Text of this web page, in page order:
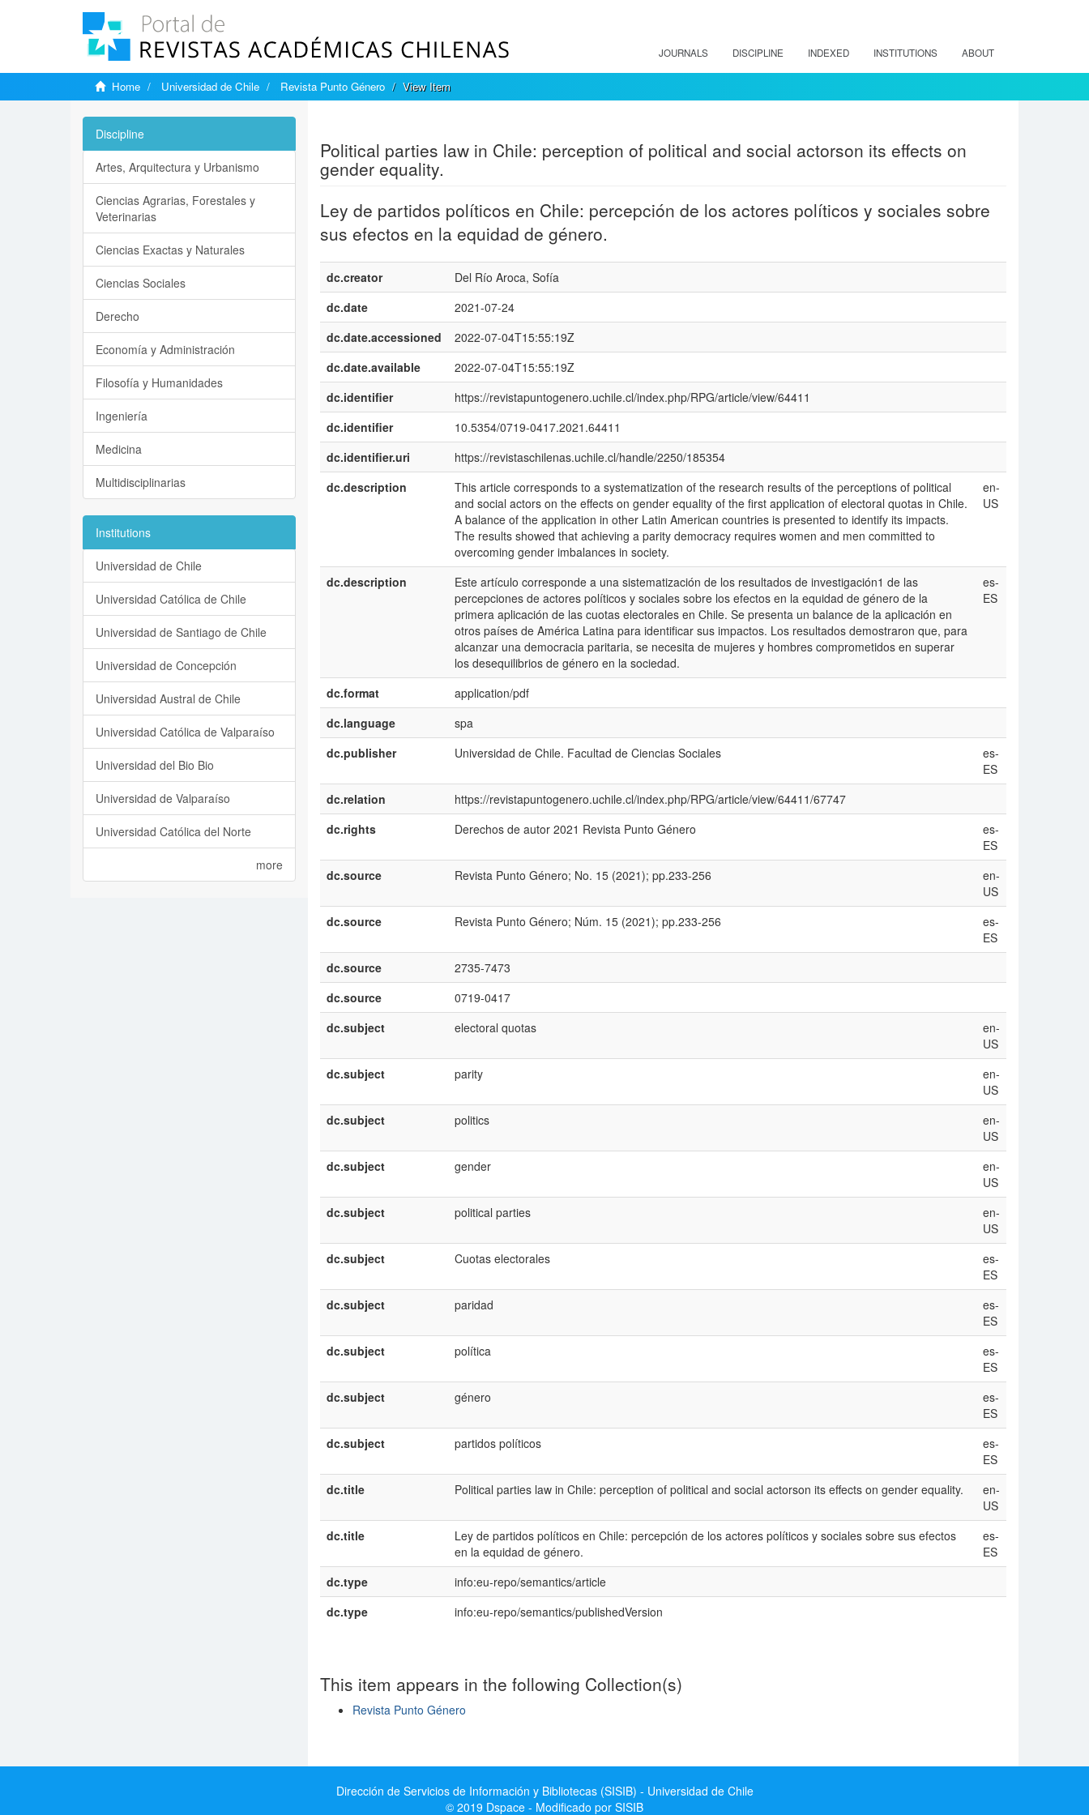
JOURNALS DISCIPLINE INDEXED INSTITUTIONS ABOUT
Home Universidad de Chile Revista Punto Género View Item
Political parties law in Chile: perception of political and social actorson its effects on
gender equality.
Ley de partidos políticos en Chile: percepción de los actores políticos y sociales sobre
sus efectos en la equidad de género.
dc.creator
Del Río Aroca, Sofía
dc.date
2021-07-24
dc.date.accessioned
2022-07-04T15:55:19Z
dc.date.available
2022-07-04T15:55:19Z
dc.identifier
https://revistapuntogenero.uchile.cl/index.php/RPG/article/view/64411
dc.identifier
10.5354/0719-0417.2021.64411
dc.identifier.uri
https://revistaschilenas.uchile.cl/handle/2250/185354
dc.description
This article corresponds to a systematization of the research results of the perceptions of political
and social actors on the effects on gender equality of the first application of electoral quotas in Chile.
A balance of the application in other Latin American countries is presented to identify its impacts.
The results showed that achieving a parity democracy requires women and men committed to
overcoming gender imbalances in society.
en-
US
dc.description
Este artículo corresponde a una sistematización de los resultados de investigación1 de las
percepciones de actores políticos y sociales sobre los efectos en la equidad de género de la
primera aplicación de las cuotas electorales en Chile. Se presenta un balance de la aplicación en
otros países de América Latina para identificar sus impactos. Los resultados demostraron que, para
alcanzar una democracia paritaria, se necesita de mujeres y hombres comprometidos en superar
los desequilibrios de género en la sociedad.
es-
ES
dc.format
application/pdf
dc.language
spa
dc.publisher
Universidad de Chile. Facultad de Ciencias Sociales
es-
ES
dc.relation
https://revistapuntogenero.uchile.cl/index.php/RPG/article/view/64411/67747
dc.rights
Derechos de autor 2021 Revista Punto Género
es-
ES
dc.source
Revista Punto Género; No. 15 (2021); pp.233-256
en-
US
dc.source
Revista Punto Género; Núm. 15 (2021); pp.233-256
es-
ES
dc.source
2735-7473
dc.source
0719-0417
dc.subject
electoral quotas
en-
US
dc.subject
parity
en-
US
dc.subject
politics
en-
US
dc.subject
gender
en-
US
dc.subject
political parties
en-
US
dc.subject
Cuotas electorales
es-
ES
dc.subject
paridad
es-
ES
dc.subject
política
es-
ES
dc.subject
género
es-
ES
dc.subject
partidos políticos
es-
ES
dc.title
Political parties law in Chile: perception of political and social actorson its effects on gender equality.
en-
US
dc.title
Ley de partidos políticos en Chile: percepción de los actores políticos y sociales sobre sus efectos
en la equidad de género.
es-
ES
dc.type
info:eu-repo/semantics/article
dc.type
info:eu-repo/semantics/publishedVersion
This item appears in the following Collection(s)
Revista Punto Género
Discipline
Artes, Arquitectura y Urbanismo
Ciencias Agrarias, Forestales y
Veterinarias
Ciencias Exactas y Naturales
Ciencias Sociales
Derecho
Economía y Administración
Filosofía y Humanidades
Ingeniería
Medicina
Multidisciplinarias
Institutions
Universidad de Chile
Universidad Católica de Chile
Universidad de Santiago de Chile
Universidad de Concepción
Universidad Austral de Chile
Universidad Católica de Valparaíso
Universidad del Bio Bio
Universidad de Valparaíso
Universidad Católica del Norte
more
Dirección de Servicios de Información y Bibliotecas (SISIB) - Universidad de Chile
© 2019 Dspace - Modificado por SISIB